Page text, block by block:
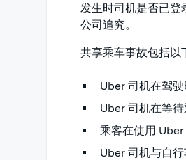
发生时司机是否已
公司追究。
共享乘车事故包括以
Uber 司机在驾
Uber 司机在等
乘客在使用
Uber 司机与自